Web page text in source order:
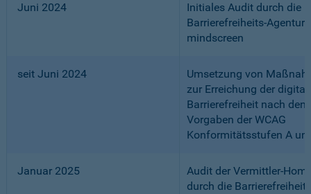
Juni 2024
Initiales Audit durch die
Barrierefreiheits-Agentur
mindscreen
seit Juni 2024
Umsetzung von
zur Erreichung der
Barrierefreiheit nach den
Vorgaben der WCAG
Konformitätsstufen A
Januar 2025
Audit der Vermittler-
durch die